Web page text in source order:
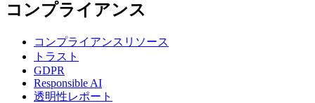
コンプライアンス
コンプライアンスリソース
トラスト
GDPR
Responsible AI
透明性レポート